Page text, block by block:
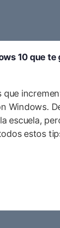
10 que te
que
Windows.
escuela,
estos